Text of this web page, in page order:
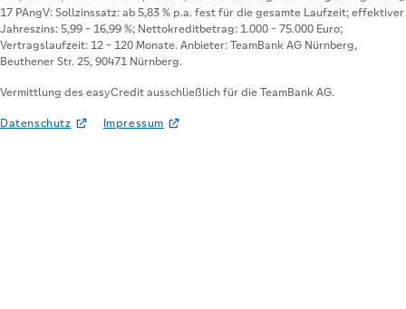
Vermittlung des easyCredit ausschließlich für die TeamBank AG.
Datenschutz Impressum